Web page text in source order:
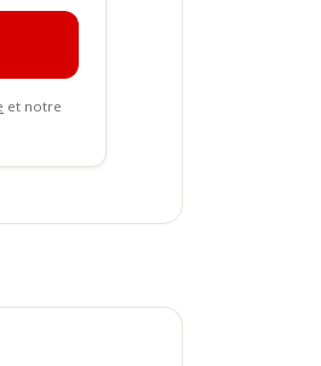
et notre